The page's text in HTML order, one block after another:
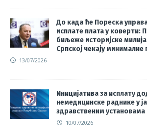
До када ће Пореска
исплате плата у коверти:
биљеже историјске
Српској чекају минималне
13/07/2026
Иницијатива за исплату
немедицинске раднике у
здравственим установама
10/07/2026